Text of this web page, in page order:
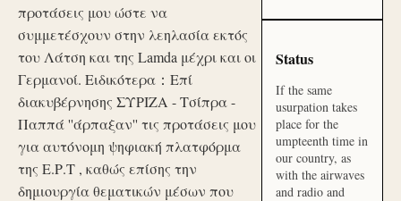
προτάσεις μου ώστε να
συμμετέσχουν στην λεηλασία εκτός
του Λάτση και της Lamda μέχρι και οι
Γερμανοί. Ειδικότερα：Επί
διακυβέρνησης ΣΥΡΙΖΑ - Τσίπρα -
Παππά ''άρπαξαν'' τις προτάσεις μου
για αυτόνομη ψηφιακή πλατφόρμα
της Ε.Ρ.Τ , καθώς επίσης την
δημιουργία θεματικών μέσων που
Status
If the same
usurpation takes
place for the
umpteenth time in
our country, as
with the airwaves
and radio and